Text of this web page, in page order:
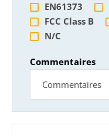
EN61373
FCC Class B
N/C
Commentaires